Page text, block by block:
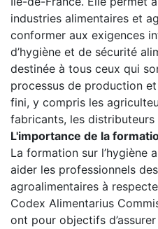
industries alimentaires et
conformer aux exigences
d’hygiène et de sécurité
destinée à tous ceux qui
processus de production
fini, y compris les
fabricants, les
L'importance de la
La formation sur l’hygiène
aider les professionnels
agroalimentaires à
Codex Alimentarius
ont pour objectifs